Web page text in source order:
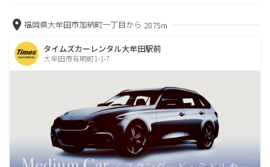
福岡県大牟田市加納町一丁目から 2875m
タイムズカーレンタル大牟田駅前
大牟田市有明町1-1-7